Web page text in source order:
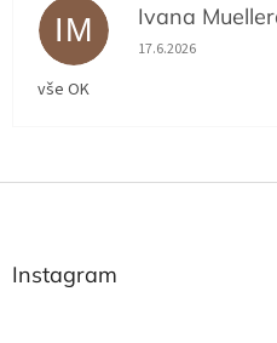
IM Ivana
Hodnocení
17.6.2026
vše OK
Z
Instagram